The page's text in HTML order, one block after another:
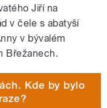
Jiří na
v čele s abatyší
v bývalém
Břežanech.
Kde by bylo